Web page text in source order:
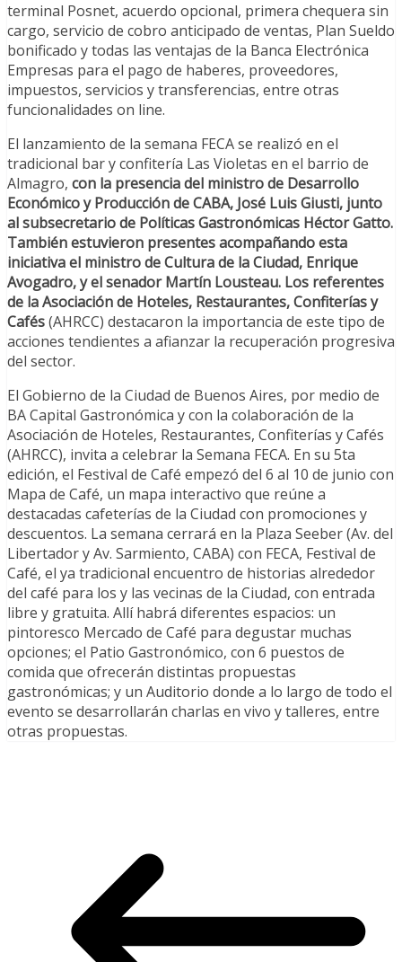
terminal Posnet, acuerdo opcional, primera chequera sin
cargo, servicio de cobro anticipado de ventas, Plan Sueldo
bonificado y todas las ventajas de la Banca Electrónica
Empresas para el pago de haberes, proveedores,
impuestos, servicios y transferencias, entre otras
funcionalidades on line.
El lanzamiento de la semana FECA se realizó en el
tradicional bar y confitería Las Violetas en el barrio de
Almagro, con la presencia del ministro de Desarrollo
Económico y Producción de CABA, José Luis Giusti, junto
al subsecretario de Políticas Gastronómicas Héctor Gatto.
También estuvieron presentes acompañando esta
iniciativa el ministro de Cultura de la Ciudad, Enrique
Avogadro, y el senador Martín Lousteau. Los referentes
de la Asociación de Hoteles, Restaurantes, Confiterías y
Cafés(AHRCC) destacaron la importancia de este tipo de
acciones tendientes a afianzar la recuperación progresiva
del sector.
El Gobierno de la Ciudad de Buenos Aires, por medio de
BA Capital Gastronómica y con la colaboración de la
Asociación de Hoteles, Restaurantes, Confiterías y Cafés
(AHRCC), invita a celebrar la Semana FECA. En su 5ta
edición, el Festival de Café empezó del 6 al 10 de junio con
Mapa de Café, un mapa interactivo que reúne a
destacadas cafeterías de la Ciudad con promociones y
descuentos. La semana cerrará en la Plaza Seeber (Av. del
Libertador y Av. Sarmiento, CABA) con FECA, Festival de
Café, el ya tradicional encuentro de historias alrededor
del café para los y las vecinas de la Ciudad, con entrada
libre y gratuita. Allí habrá diferentes espacios: un
pintoresco Mercado de Café para degustar muchas
opciones; el Patio Gastronómico, con 6 puestos de
comida que ofrecerán distintas propuestas
gastronómicas; y un Auditorio donde a lo largo de todo el
evento se desarrollarán charlas en vivo y talleres, entre
otras propuestas.